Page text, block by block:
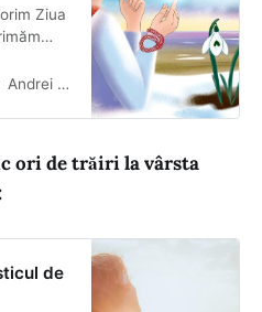
Ziua
din
Ea ne
și
drum
Andrei Hodorog
ori de trăiri la vârsta
de